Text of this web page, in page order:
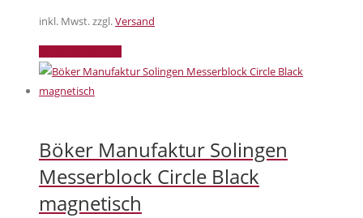
inkl. Mwst. zzgl.Versand
Böker Manufaktur Solingen
Messerblock Circle Black
magnetisch